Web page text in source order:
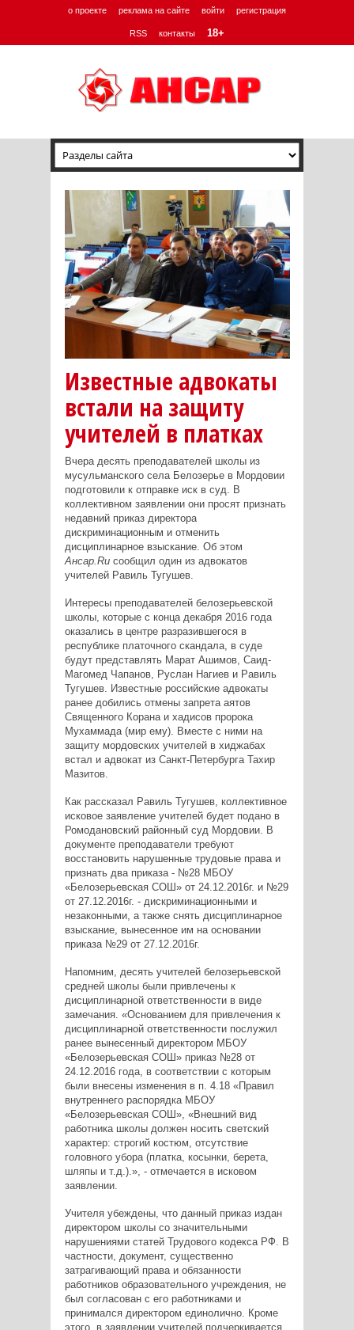
о проекте реклама на сайте войти регистрация
RSS контакты 18+
Известные адвокаты
встали на защиту
учителей в платках
Вчера десять преподавателей школы из
мусульманского села Белозерье в Мордовии
подготовили к отправке иск в суд. В
коллективном заявлении они просят признать
недавний приказ директора
дискриминационным и отменить
дисциплинарное взыскание. Об этом
Ансар.Ruсообщил один из адвокатов
учителей Равиль Тугушев.
Интересы преподавателей белозерьевской
школы, которые с конца декабря 2016 года
оказались в центре разразившегося в
республике платочного скандала, в суде
будут представлять Марат Ашимов, Саид-
Магомед Чапанов, Руслан Нагиев и Равиль
Тугушев. Известные российские адвокаты
ранее добились отмены запрета аятов
Священного Корана и хадисов пророка
Мухаммада (мир ему). Вместе с ними на
защиту мордовских учителей в хиджабах
встал и адвокат из Санкт-Петербурга Тахир
Мазитов.
Как рассказал Равиль Тугушев, коллективное
исковое заявление учителей будет подано в
Ромодановский районный суд Мордовии. В
документе преподаватели требуют
восстановить нарушенные трудовые права и
признать два приказа - №28 МБОУ
«Белозерьевская СОШ» от 24.12.2016г. и №29
от 27.12.2016г. - дискриминационными и
незаконными, а также снять дисциплинарное
взыскание, вынесенное им на основании
приказа №29 от 27.12.2016г.
Напомним, десять учителей белозерьевской
средней школы были привлечены к
дисциплинарной ответственности в виде
замечания. «Основанием для привлечения к
дисциплинарной ответственности послужил
ранее вынесенный директором МБОУ
«Белозерьевская СОШ» приказ №28 от
24.12.2016 года, в соответствии с которым
были внесены изменения в п. 4.18 «Правил
внутреннего распорядка МБОУ
«Белозерьевская СОШ», «Внешний вид
работника школы должен носить светский
характер: строгий костюм, отсутствие
головного убора (платка, косынки, берета,
шляпы и т.д.).», - отмечается в исковом
заявлении.
Учителя убеждены, что данный приказ издан
директором школы со значительными
нарушениями статей Трудового кодекса РФ. В
частности, документ, существенно
затрагивающий права и обязанности
работников образовательного учреждения, не
был согласован с его работниками и
принимался директором единолично. Кроме
этого, в заявлении учителей подчеркивается,